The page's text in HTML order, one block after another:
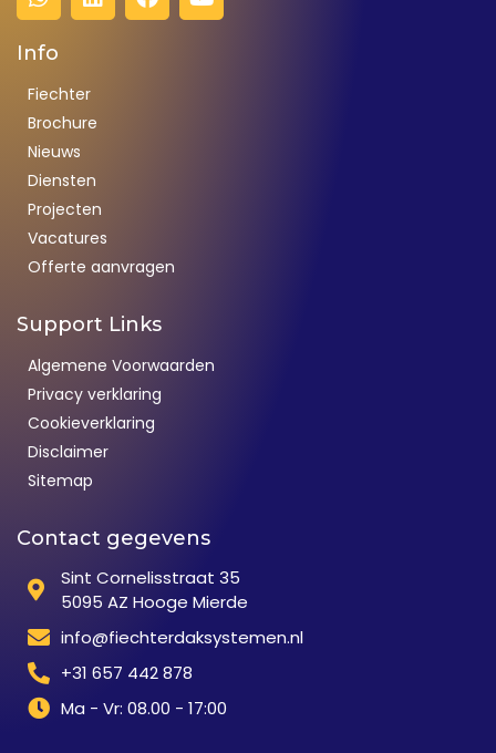
Info
Fiechter
Brochure
Nieuws
Diensten
Projecten
Vacatures
Offerte aanvragen
Support Links
Algemene Voorwaarden
Privacy verklaring
Cookieverklaring
Disclaimer
Sitemap
Contact gegevens
Sint Cornelisstraat 35
5095 AZ Hooge Mierde
info@fiechterdaksystemen.nl
+31 657 442 878
Ma - Vr: 08.00 - 17:00